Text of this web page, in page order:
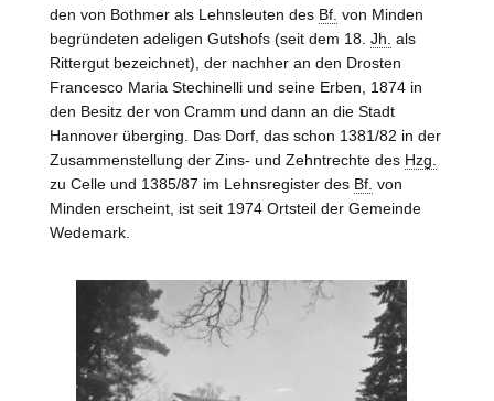
den von Bothmerals Lehnsleuten des Bf. von Minden
begründeten adeligen Gutshofs (seit dem 18. Jh. als
Rittergut bezeichnet), der nachher an den Drosten
Francesco Maria Stechinelli und seine Erben, 1874 in
den Besitz der von Cramm und dann an die Stadt
Hannover überging. Das Dorf, das schon 1381/82 in der
Zusammenstellung der Zins- und Zehntrechte des Hzg.
zu Celle und 1385/87 im Lehnsregister des Bf. von
Minden erscheint, ist seit 1974 Ortsteil der Gemeinde
Wedemark.